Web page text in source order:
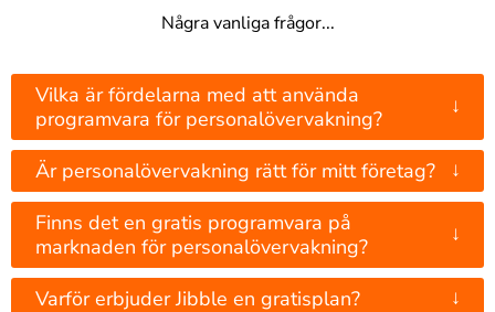
Några vanliga frågor...
Vilka är fördelarna med att använda
programvara för personalövervakning?
↓
Är personalövervakning rätt för mitt företag? ↓
Finns det en gratis programvara på
marknaden för personalövervakning?
↓
Varför erbjuder Jibble en gratisplan? ↓